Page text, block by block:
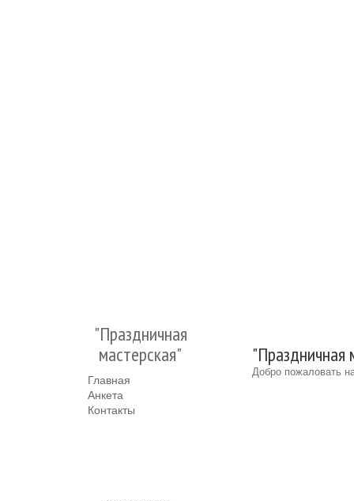
"Праздничная
мастерская"
Главная
Анкета
Контакты
"Праздничная
Добро пожаловать